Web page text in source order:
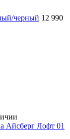
черный 12 990